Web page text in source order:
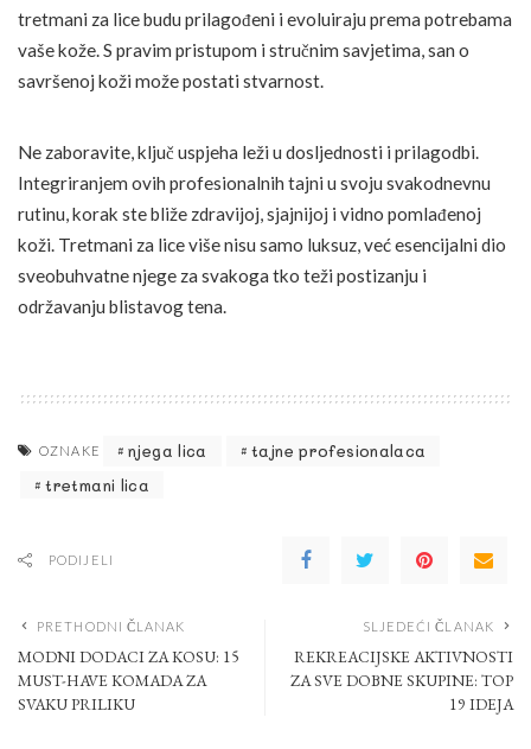
tretmani za lice budu prilagođeni i evoluiraju prema potrebama
vaše kože. S pravim pristupom i stručnim savjetima, san o
savršenoj koži može postati stvarnost.
Ne zaboravite, ključ uspjeha leži u dosljednosti i prilagodbi.
Integriranjem ovih profesionalnih tajni u svoju svakodnevnu
rutinu, korak ste bliže zdravijoj, sjajnijoj i vidno pomlađenoj
koži. Tretmani za lice više nisu samo luksuz, već esencijalni dio
sveobuhvatne njege za svakoga tko teži postizanju i
održavanju blistavog tena.
OZNAKE njega lica
tajne profesionalaca
tretmani lica
PODIJELI
PRETHODNI ČLANAK
MODNI DODACI ZA KOSU: 15
MUST-HAVE KOMADA ZA
SVAKU PRILIKU
SLJEDEĆI ČLANAK
REKREACIJSKE AKTIVNOSTI
ZA SVE DOBNE SKUPINE: TOP
19 IDEJA